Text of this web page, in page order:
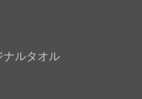
ナルタオル